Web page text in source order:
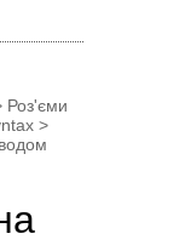
Роз'єми
>